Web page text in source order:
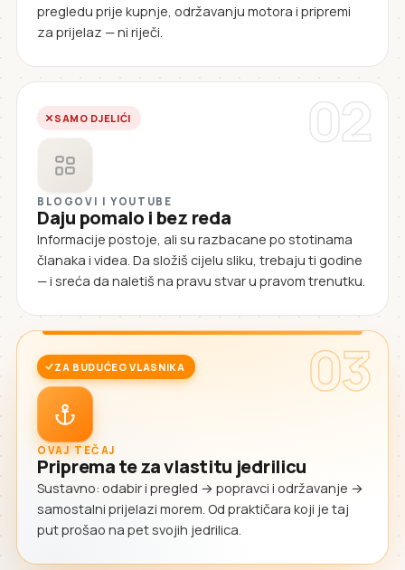
pregledu prije kupnje, održavanju motora i pripremi
za prijelaz — ni riječi.
02
SAMO DJELIĆI
BLOGOVI I YOUTUBE
Daju pomalo i bez reda
Informacije postoje, ali su razbacane po stotinama
članaka i videa. Da složiš cijelu sliku, trebaju ti godine
— i sreća da naletiš na pravu stvar u pravom trenutku.
03
ZA BUDUĆEG VLASNIKA
OVAJ TEČAJ
Priprema te za vlastitu jedrilicu
Sustavno: odabir i pregled → popravci i održavanje →
samostalni prijelazi morem. Od praktičara koji je taj
put prošao na pet svojih jedrilica.